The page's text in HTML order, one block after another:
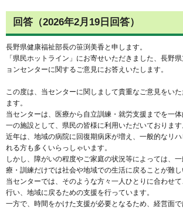
回答（2026年2月19日回答）
長野県健康福祉部長の笹渕美香と申します。
「県民ホットライン」にお寄せいただきました、長野
ョンセンターに関するご意見にお答えいたします。
この度は、当センターに関しまして貴重なご意見をい
ます。
当センターは、医療から自立訓練・就労支援までを一
一の施設として、県民の皆様に利用いただいております
近年は、地域の病院に回復期病床が増え、一般的なリ
れる方も多くいらっしゃいます。
しかし、障がいの程度やご家庭の状況等によっては、
療・訓練だけでは社会や地域での生活に戻ることが難し
当センターでは、そのような方々一人ひとりに合わせ
行い、地域に戻るための支援を行っています。
一方で、時間をかけた支援が必要となるため、経営面